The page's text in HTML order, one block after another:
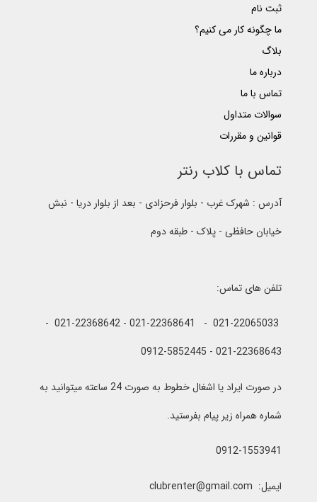
ثبت نام
ما چگونه کار می کنیم؟
بلاگ
درباره ما
تماس با ما
سوالات متداول
قوانین و مقررات
تماس با کلاب رنتر
آدرس : شهرک غرب - بلوار فرحزادی - بعد از بلوار دریا - نبش
خیابان حافظی - پلاک - طبقه دوم
تلفن های تماس:
021-22065033 - 021-22368641 - 021-22368642 -
021-22368643 - 0912-5852445
در صورت ایراد یا اشغال خطوط به صورت 24 ساعته میتوانید به
شماره همراه زیر پیام بفرستید.
0912-1553941
ایمیل: clubrenter@gmail.com